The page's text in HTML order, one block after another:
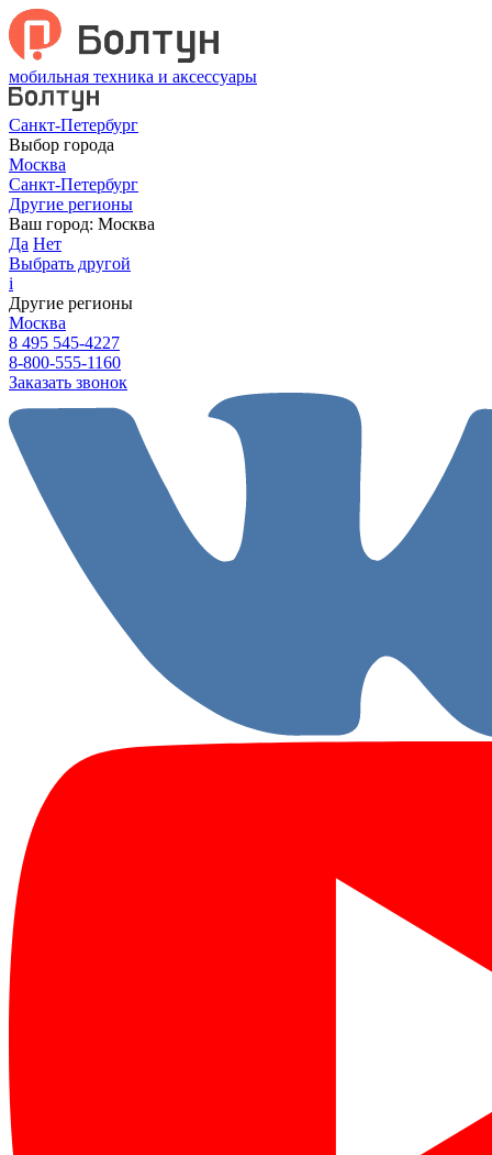
мобильная техника и аксессуары
Санкт-Петербург
Выбор города
Москва
Санкт-Петербург
Другие регионы
Ваш город: Москва
Да Нет
Выбрать другой
i
Другие регионы
Москва
8 495 545-4227
8-800-555-1160
Заказать звонок